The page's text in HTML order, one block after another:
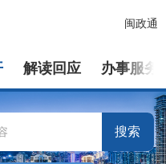
闽政通
解读回应 办事服务
搜索